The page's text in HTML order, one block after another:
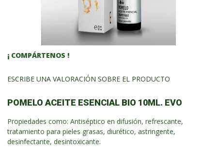
¡ COMPÁRTENOS !
ESCRIBE UNA VALORACIÓN SOBRE EL PRODUCTO
POMELO ACEITE ESENCIAL BIO 10ML. EVO
Propiedades como: Antiséptico en difusión, refrescante,
tratamiento para pieles grasas, diurético, astringente,
desinfectante, desintoxicante.